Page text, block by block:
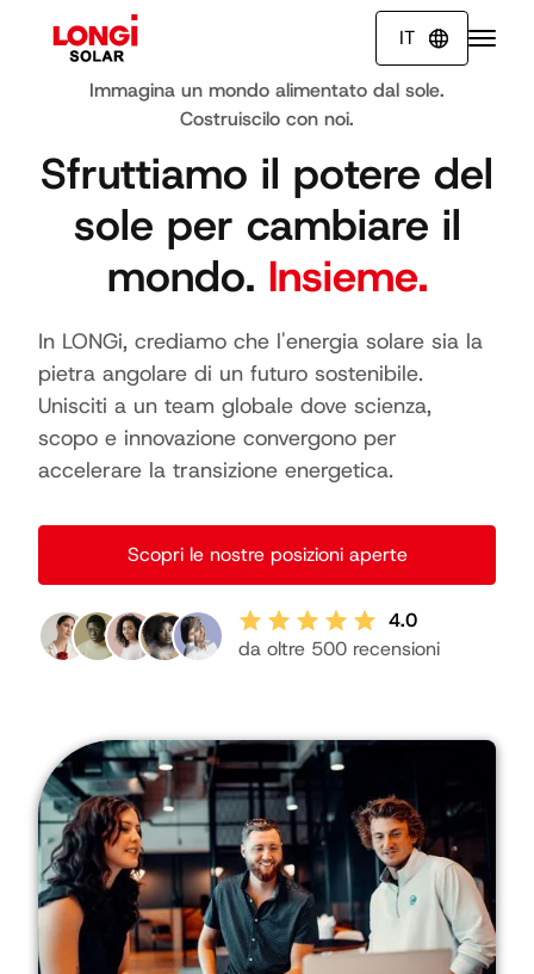
IT 
Immagina un mondo alimentato dal sole.
Costruiscilo con noi.
Sfruttiamo il potere del
sole per cambiare il
mondo. Insieme.
In LONGi, crediamo che l'energia solare sia la
pietra angolare di un futuro sostenibile.
Unisciti a un team globale dove scienza,
scopo e innovazione convergono per
accelerare la transizione energetica.
Scopri le nostre posizioni aperte
4.0
da oltre 500 recensioni